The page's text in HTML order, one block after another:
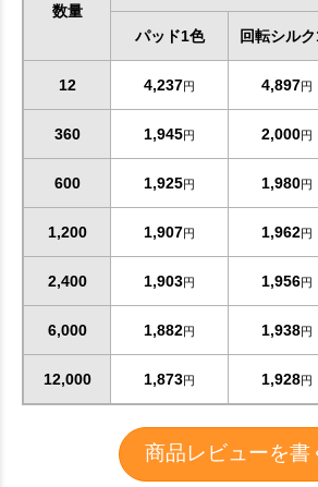
数量
パッド1色 回転シル
12 4,237円 4,897円
360 1,945円 2,000円
600 1,925円 1,980円
1,200 1,907円 1,962円
2,400 1,903円 1,956円
6,000 1,882円 1,938円
12,000 1,873円 1,928円
商品レビューを書